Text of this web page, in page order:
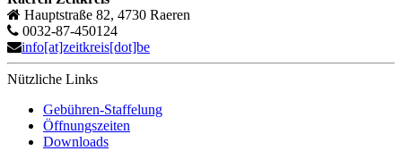
Hauptstraße 82, 4730 Raeren
0032-87-450124
info[at]zeitkreis[dot]be
Nützliche Links
Gebühren-Staffelung
Öffnungszeiten
Downloads